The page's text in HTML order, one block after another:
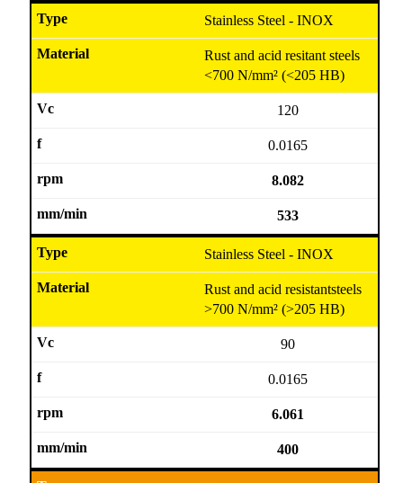
Stainless Steel - INOX
Rust and acid resitant steels
<700 N/mm² (<205 HB)
120
0.0165
8.082
533
Stainless Steel - INOX
Rust and acid resistantsteels
>700 N/mm² (>205 HB)
90
0.0165
6.061
400